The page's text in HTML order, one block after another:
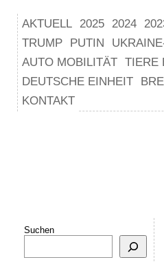
AKTUELL 2025 2024
TRUMP
PUTIN
AUTO MOBILITÄT TIERE
DEUTSCHE EINHEIT
KONTAKT
Suchen